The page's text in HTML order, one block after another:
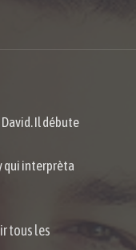
Il débute
qui interprèta
tous les